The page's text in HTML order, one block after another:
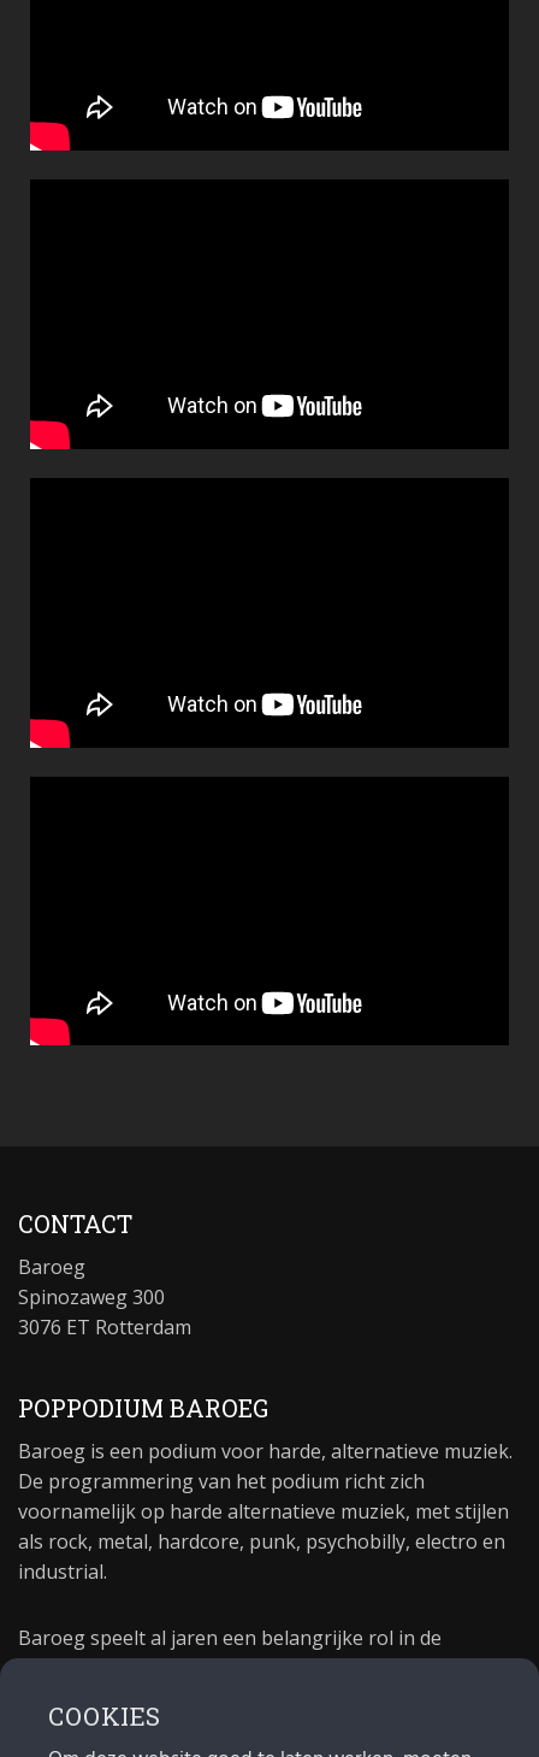
CONTACT
Baroeg
Spinozaweg 300
3076 ET Rotterdam
POPPODIUM BAROEG
Baroeg is een podium voor harde, alternatieve muziek.
De programmering van het podium richt zich
voornamelijk op harde alternatieve muziek, met stijlen
als rock, metal, hardcore, punk, psychobilly, electro en
industrial.
Baroeg speelt al jaren een belangrijke rol in de
poppodium 40 jaar.
COOKIES